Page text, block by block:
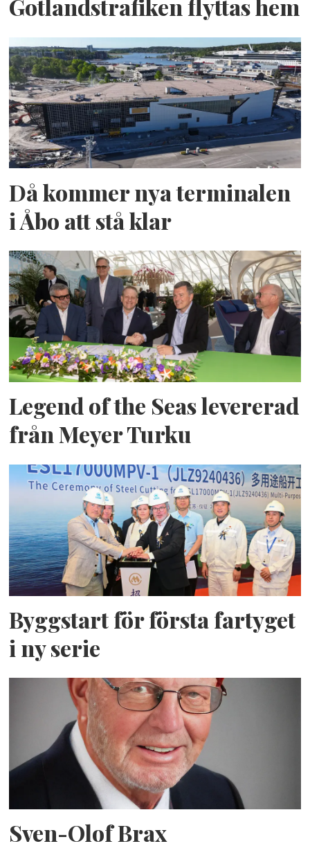
Gotlandstrafiken flyttas hem
Då kommer nya terminalen
i Åbo att stå klar
Legend of the Seas levererad
från Meyer Turku
Byggstart för första fartyget
i ny serie
Sven-Olof Brax